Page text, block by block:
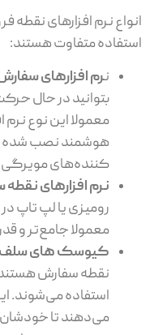
انواع نرم افزارهای
استفاده متفاوت هستند:
نرم افزارهای
بتوانید در حال
معمولا این نوع
هوشمند نصب شده
کننده‌های مویرگی
نرم افزارهای
رومیزی یا لپ تاپ
معمولا جامع‌تر و
کیوسک های
نقطه سفارش هستند
استفاده می‌شوند.
می‌دهند تا